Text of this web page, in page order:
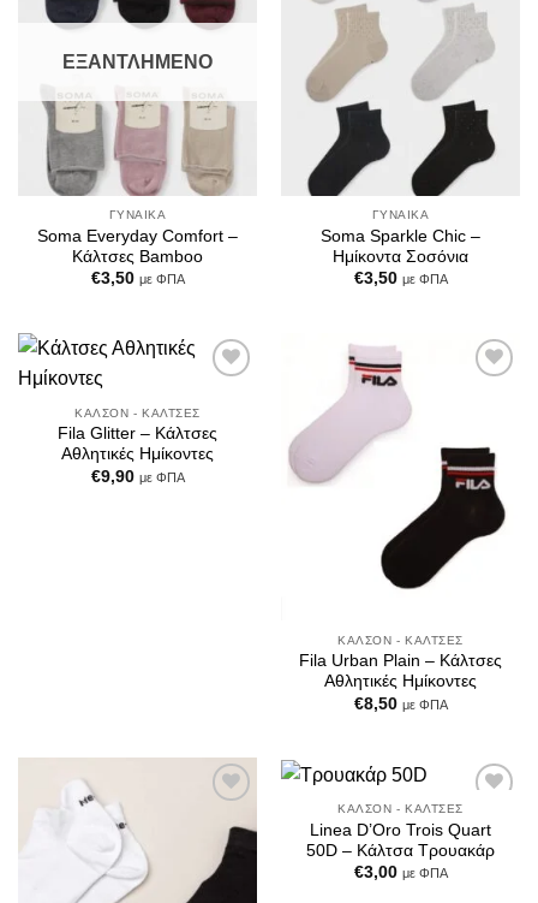
ΕΞΑΝΤΛΗΜΈΝΟ
ΓΥΝΑΊΚΑ
Soma Everyday Comfort –
Κάλτσες Bamboo
€3,50 με ΦΠΑ
ΓΥΝΑΊΚΑ
Soma Sparkle Chic –
Ημίκοντα Σοσόνια
€3,50 με ΦΠΑ
Wishlist
ΚΑΛΣΌΝ - ΚΆΛΤΣΕΣ
Fila Glitter – Κάλτσες
Αθλητικές Ημίκοντες
€9,90 με ΦΠΑ
ΚΑΛΣΌΝ - ΚΆΛΤΣΕΣ
Fila Urban Plain – Κάλτσες
Αθλητικές Ημίκοντες
€8,50 με ΦΠΑ
Wishlist
Wishlist
ΚΑΛΣΌΝ - ΚΆΛΤΣΕΣ
Linea D’Oro Trois Quart
50D – Κάλτσα Τρουακάρ
€3,00 με ΦΠΑ